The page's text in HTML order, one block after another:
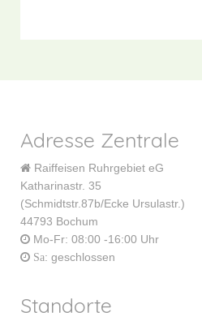
Adresse Zentrale
Raiffeisen Ruhrgebiet eG
Katharinastr. 35
(Schmidtstr.87b/Ecke Ursulastr.)
44793 Bochum
Mo-Fr: 08:00 -16:00 Uhr
Sa: geschlossen
Standorte